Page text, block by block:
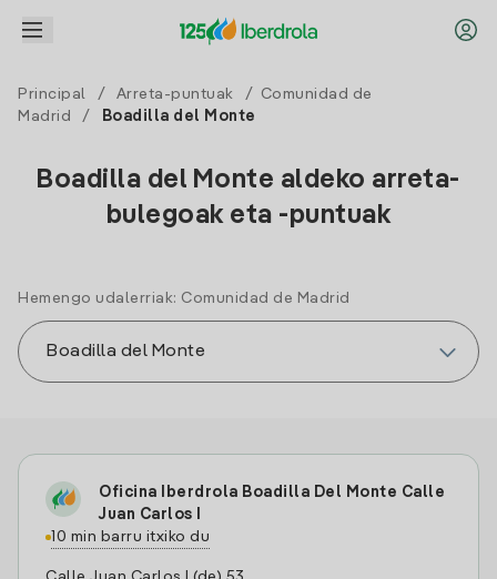
Principal / Arreta-puntuak /
Comunidad de
Madrid
/ Boadilla del Monte
Boadilla del Monte aldeko arreta-
bulegoak eta -puntuak
Hemengo udalerriak: Comunidad de Madrid
Oficina Iberdrola Boadilla Del Monte Calle
Juan Carlos I
10 min barru itxiko du